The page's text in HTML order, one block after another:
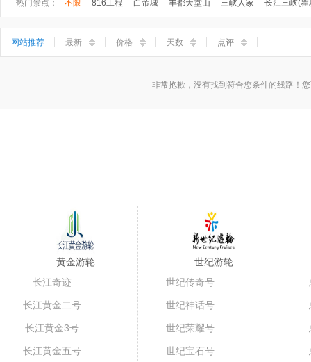
热门景点：
不限 816工程 白帝城 丰都天堂山 三峡人家
长江三峡(
小三峡
神女溪 石宝寨 丰都鬼城
网站推荐 最新 价格 天数 点评
非常抱歉，没有找到符合您条件的线路！
黄金游轮
长江奇迹
长江黄金二号
长江黄金3号
长江黄金五号
世纪游轮
世纪传奇号
世纪神话号
世纪荣耀号
世纪宝石号